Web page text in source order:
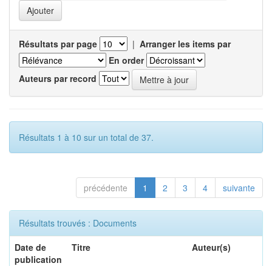
Résultats par page | Arranger les items par
En order
Auteurs par record
Résultats 1 à 10 sur un total de 37.
précédente 1 2 3 4 suivante
Résultats trouvés : Documents
Date de
publication
Titre Auteur(s)